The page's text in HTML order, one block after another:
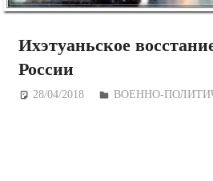
Ихэтуаньское
России
28/04/2018 Дежурный по
ВОЕННО-